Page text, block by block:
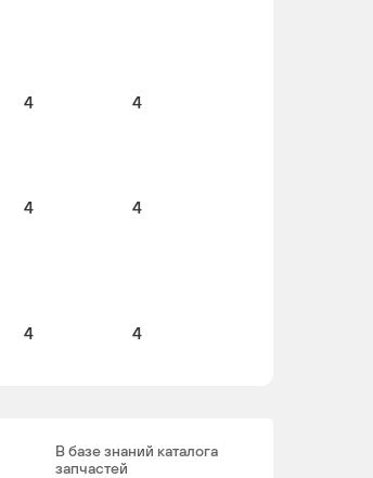
4 4
4 4
4 4
В базе знаний каталога
запчастей